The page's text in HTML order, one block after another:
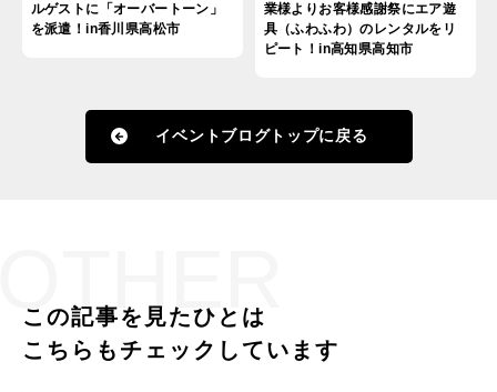
ルゲストに「オーバートーン」
を派遣！in香川県高松市
業様よりお客様感謝祭にエア遊
具（ふわふわ）のレンタルをリ
ピート！in高知県高知市
イベントブログトップに戻る
この記事を見たひとは
こちらもチェックしています